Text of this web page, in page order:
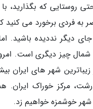
روستایی که بگذارید،
به فردی برخورد می کنید
دیگر نددیده باشید.
شمال چیز دیگری است.
شهر های ایران
مرکز خوراک ایران.
خوشمزه خواهیم زد.